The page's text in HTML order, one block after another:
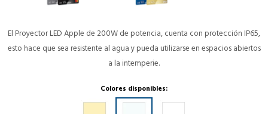
El Proyector LED Apple de 200W de potencia, cuenta con protección IP65,
esto hace que sea resistente al agua y pueda utilizarse en espacios abiertos
a la intemperie.
Colores disponibles: